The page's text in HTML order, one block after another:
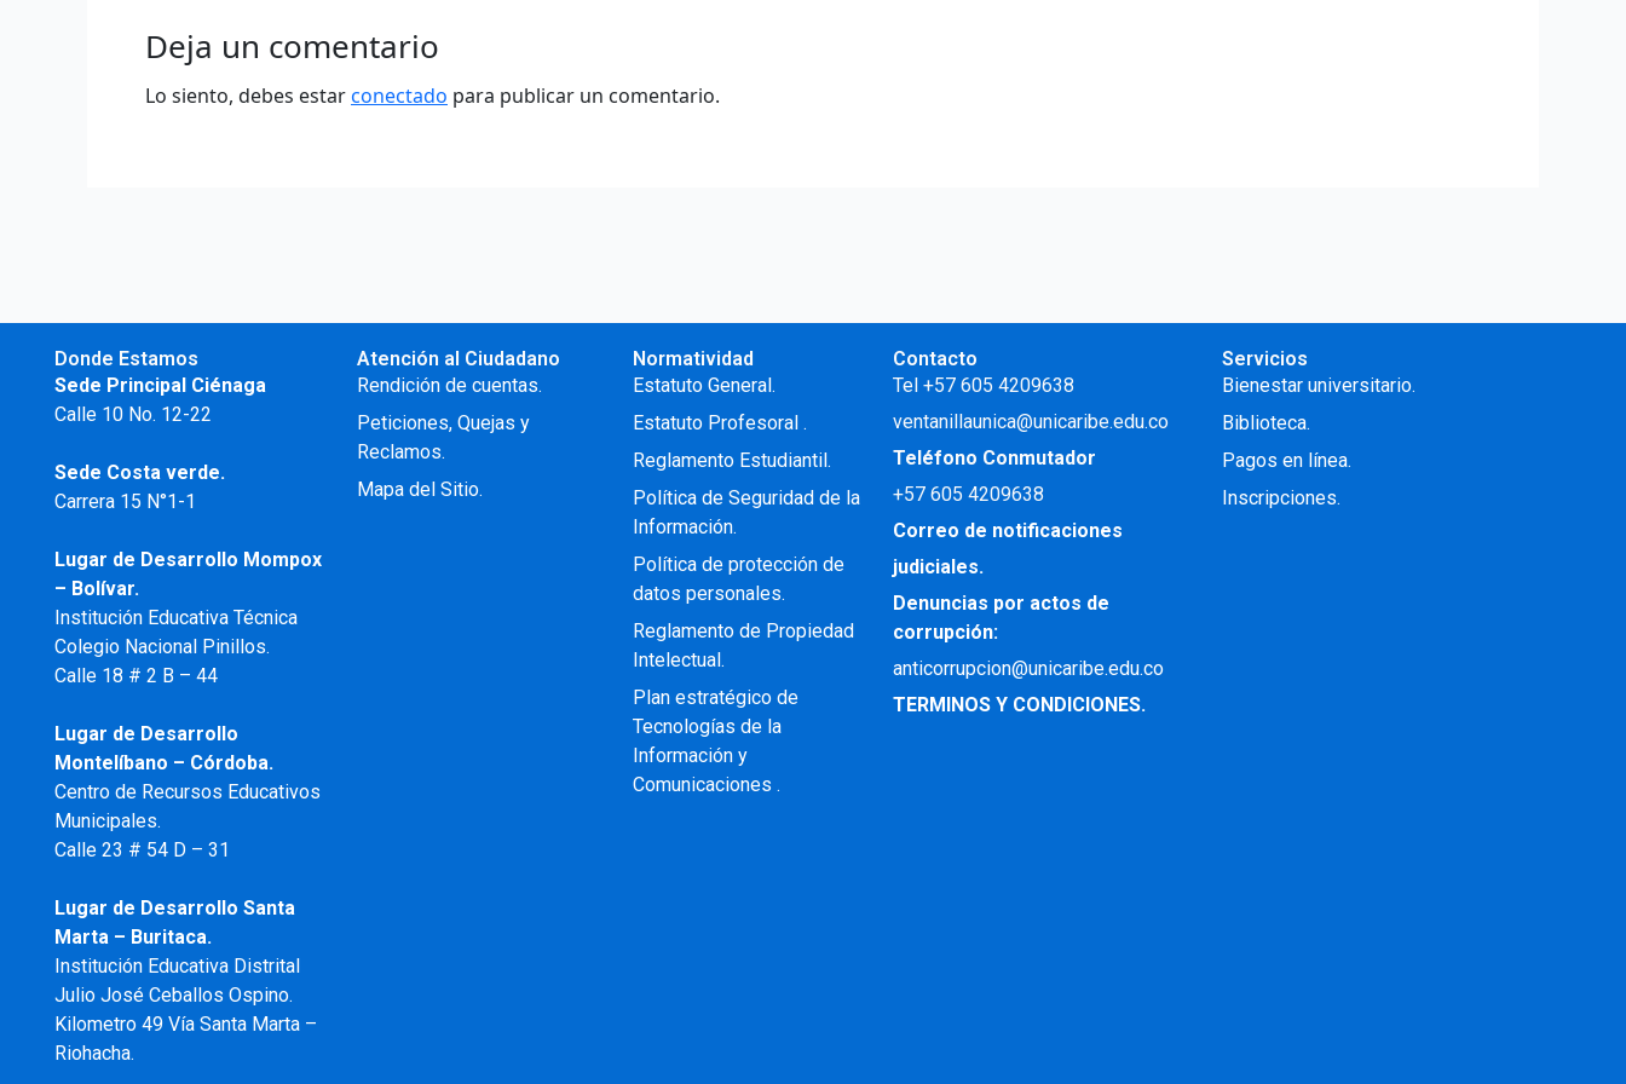
Deja un comentario
Lo siento, debes estarconectado para publicar un comentario.
Donde Estamos
Sede Principal Ciénaga
Calle 10 No. 12-22
Sede Costa verde.
Carrera 15 N°1-1
Lugar de Desarrollo Mompox
– Bolívar.
Institución Educativa Técnica
Colegio Nacional Pinillos.
Calle 18 # 2 B – 44
Lugar de Desarrollo
Montelíbano – Córdoba.
Centro de Recursos Educativos
Municipales.
Calle 23 # 54 D – 31
Lugar de Desarrollo Santa
Marta – Buritaca.
Institución Educativa Distrital
Julio José Ceballos Ospino.
Kilometro 49 Vía Santa Marta –
Riohacha.
Atención al Ciudadano
Rendición de cuentas.
Peticiones, Quejas y
Reclamos.
Mapa del Sitio.
Normatividad
Estatuto General.
Estatuto Profesoral .
Reglamento Estudiantil.
Política de Seguridad de la
Información.
Política de protección de
datos personales.
Reglamento de Propiedad
Intelectual.
Plan estratégico de
Tecnologías de la
Información y
Comunicaciones .
Contacto
Tel +57 605 4209638
ventanillaunica@unicaribe.edu.co
Teléfono Conmutador
+57605 4209638
Correo de notificaciones
judiciales.
Denuncias por actos de
corrupción:
anticorrupcion@unicaribe.edu.co
TERMINOS Y CONDICIONES.
Servicios
Bienestar universitario.
Biblioteca.
Pagos en línea.
Inscripciones.